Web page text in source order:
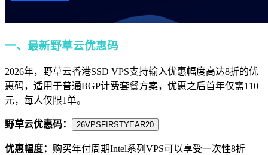
一、最新野草云优惠码
2026年，野草云香港SSD VPS支持输入优惠幅度高达8折的优
惠码，适用于普通BGP计费套餐方案，优惠之后首年仅需110
元，每人仅限1单。
野草云优惠码： 26VPSFIRSTYEAR20
优惠幅度： 购买年付周期Intel系列VPS可以享受一次性8折